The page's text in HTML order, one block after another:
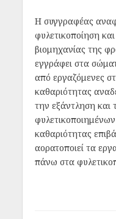
Η συγγραφέας
φυλετικοποίηση
βιομηχανίας της
εγγράφει στα
από εργαζόμενες
καθαριότητας
την εξάντληση
καθαριότητας
αορατοποιεί τα
πάνω στα